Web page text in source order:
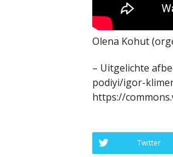
Olena Kohut
– Uitgelichte
podiyi/igor-
https://
Twitter